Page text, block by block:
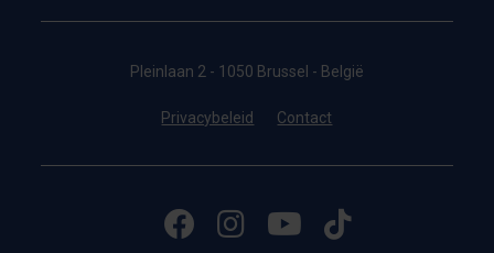
Pleinlaan 2 - 1050 Brussel - België
Privacybeleid Contact